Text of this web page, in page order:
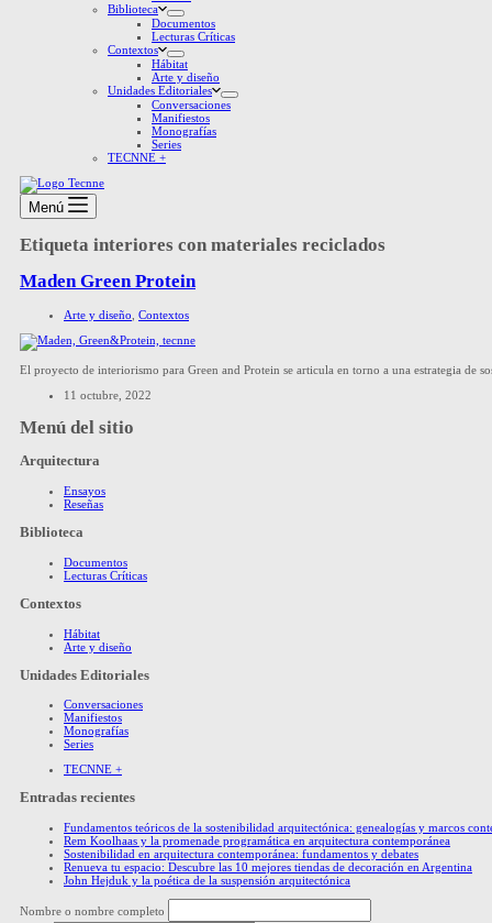
Biblioteca
Documentos
Lecturas Críticas
Contextos
Hábitat
Arte y diseño
Unidades Editoriales
Conversaciones
Manifiestos
Monografías
Series
TECNNE +
Menú
Etiqueta interiores con materiales reciclados
Maden Green Protein
Arte y diseño Contextos
El proyecto de interiorismo para Green and Protein se articula en torno a una estrategia de
11 octubre, 2022
Menú del sitio
Arquitectura
Ensayos
Reseñas
Biblioteca
Documentos
Lecturas Críticas
Contextos
Hábitat
Arte y diseño
Unidades Editoriales
Conversaciones
Manifiestos
Monografías
Series
TECNNE +
Entradas recientes
Fundamentos teóricos de la sostenibilidad arquitectónica: genealogías y marcos
Rem Koolhaas y la promenade programática en arquitectura contemporánea
Sostenibilidad en arquitectura contemporánea: fundamentos y debates
Renueva tu espacio: Descubre las 10 mejores tiendas de decoración en Argentina
John Hejduk y la poética de la suspensión arquitectónica
Nombre o nombre completo